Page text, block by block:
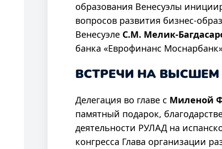
образования Венесуэлы
вопросов развития бизнес-
Венесуэле С.М. Мелик-
банка «Еврофинанс
ВСТРЕЧИ НА ВЫСШЕМ
Делегация во главе с Миленой
памятный подарок,
деятельности РУЛАД на
конгресса Глава организации